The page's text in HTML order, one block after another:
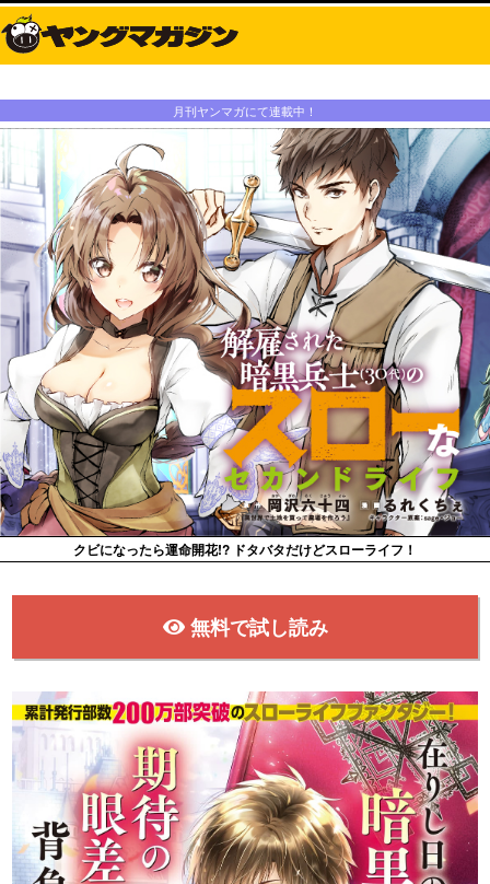
月刊ヤンマガにて連載中！
クビになったら運命開花!? ドタバタだけどスローライフ！
無料で試し読み